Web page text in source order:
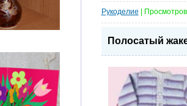
Рукоделие |
Полосатый